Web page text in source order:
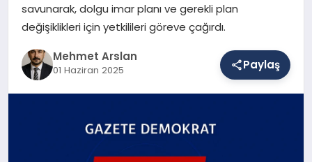
SAĞLIK
savunarak, dolgu imar planı ve gerekli plan
değişiklikleri için yetkilileri göreve çağırdı.
Mehmet Arslan
01 Haziran 2025 Paylaş